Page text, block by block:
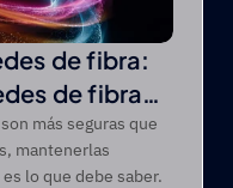
de fibra:
de fibra
modernas
más seguras que
mantenerlas
lo que debe saber.